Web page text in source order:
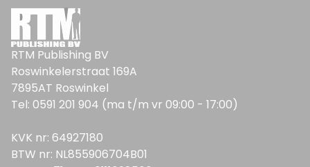
RTM Publishing BV
Roswinkelerstraat 169A
7895AT Roswinkel
Tel: 0591 201 904 (ma t/m vr 09:00 - 17:00)
KVK nr: 64927180
BTW nr: NL855906704B01